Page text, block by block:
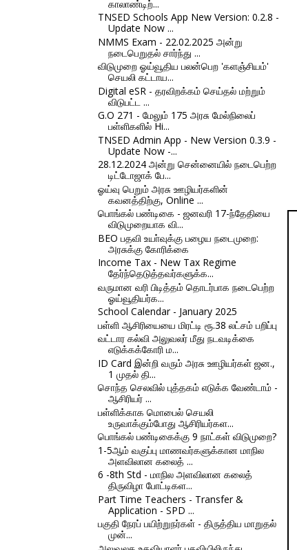
காலாண்டிற்...
TNSED Schools App New Version: 0.2.8 -
Update Now ...
NMMS Exam - 22.02.2025 அன்று
நடைபெறுதல் சார்ந்து ...
விடுமுறை ஓய்வூதிய பலன்பெற 'களஞ்சியம்'
செயலி கட்டாய...
Digital eSR - தரவிறக்கம் செய்தல் மற்றும்
விடுபட்ட ...
G.O 271 - மேலும் 175 அரசு மேல்நிலைப்
பள்ளிகளில் Hi...
TNSED Admin App - New Version 0.3.9 -
Update Now -...
28.12.2024 அன்று சென்னையில் நடைபெற்ற
டிட்டோஜாக் பே...
ஓய்வு பெறும் அரசு ஊழியர்களின்
கவனத்திற்கு, Online ...
பொங்கல் பண்டிகை - ஜனவரி 17-ந்தேதியை
விடுமுறையாக வி...
BEO பதவி உயா்வுக்கு பழைய நடைமுறை:
அரசுக்கு கோரிக்கை
Income Tax - New Tax Regime
தேர்ந்தெடுத்தவர்களுக்க...
வருமான வரி பிடித்தம் தொடர்பாக நடைபெற்ற
ஓய்வூதியர்க...
School Calendar - January 2025
பள்ளி ஆசிரியையை மிரட்டி ரூ.38 லட்சம் பறிப்பு
வட்டார கல்வி அலுவலர் மீது நடவடிக்கை
எடுக்கக்கோரி ம...
ID Card இன்றி வரும் அரசு ஊழியர்கள் ஜன.,
1 முதல் தி...
சொந்த செலவில் புத்தகம் எடுக்க வேண்டாம் -
ஆசிரியர் ...
பள்ளிக்காக மொபைல் செயலி
உருவாக்கும்போது ஆசிரியர்கள...
பொங்கல் பண்டிகைக்கு 9 நாட்கள் விடுமுறை?
1-5ஆம் வகுப்பு மாணவர்களுக்கான மாநில
அளவிலான கலைத் ...
6 -8th Std - மாநில அளவிலான கலைத்
திருவிழா போட்டிகள...
Part Time Teachers - Transfer &
Application - SPD ...
பகுதி நேரப் பயிற்றுநர்கள் - திருத்திய மாறுதல்
முன்...